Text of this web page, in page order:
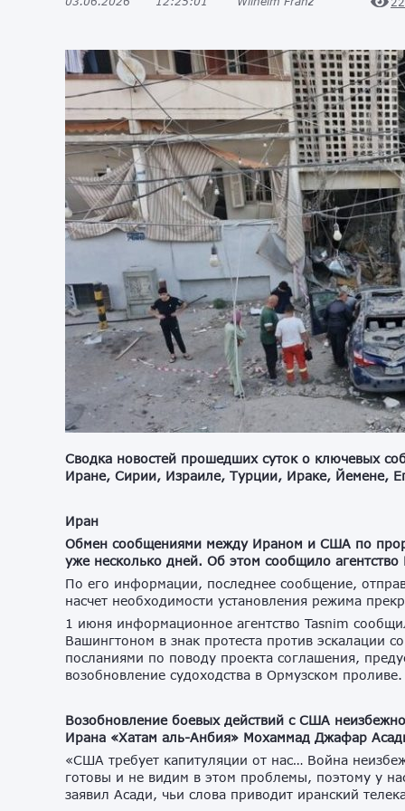
Сводка новостей прошедших суток о ключевых
Иране, Сирии, Израиле, Турции, Ираке, Йемене,
Иран
Обмен сообщениями между Ираном и США по
уже несколько дней. Об этом сообщило агентство
По его информации, последнее сообщение,
насчет необходимости установления режима
1 июня информационное агентство Tasnim
Вашингтоном в знак протеста против
посланиями по поводу проекта соглашения,
возобновление судоходства в Ормузском
Возобновление боевых действий с США
Ирана «Хатам аль-Анбия» Мохаммад Джафар
«США требует капитуляции от нас… Война
готовы и не видим в этом проблемы, поэтому у
заявил Асади, чьи слова приводит иранский